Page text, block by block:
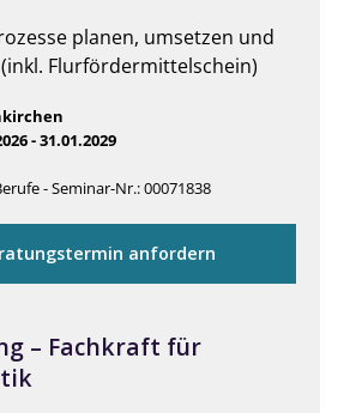
planen, umsetzen und
Flurfördermittelschein)
- 31.01.2029
- Seminar-Nr.: 00071838
anfordern
– Fachkraft für